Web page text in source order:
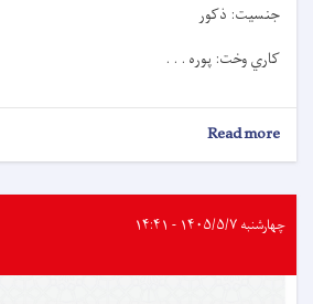
جنسیت: ذکور
کاري وخت: پوره . . .
Read more
د
خبرتيا!
چهارشنبه ۱۴۰۵/۵/۷ - ۱۴:۴۱